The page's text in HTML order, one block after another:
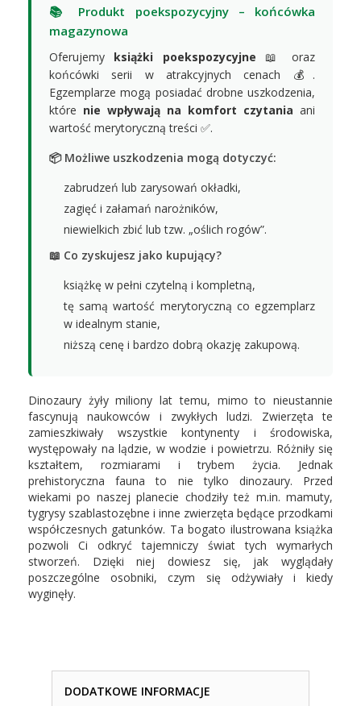
📚 Produkt poekspozycyjny – końcówka
magazynowa
Oferujemy książki poekspozycyjne 📖 oraz
końcówki serii w atrakcyjnych cenach 💰.
Egzemplarze mogą posiadać drobne uszkodzenia,
które nie wpływają na komfort czytania ani
wartość merytoryczną treści ✅.
📦 Możliwe uszkodzenia mogą dotyczyć:
zabrudzeń lub zarysowań okładki,
zagięć i załamań narożników,
niewielkich zbić lub tzw. „oślich rogów”.
📖 Co zyskujesz jako kupujący?
książkę w pełni czytelną i kompletną,
tę samą wartość merytoryczną co egzemplarz
w idealnym stanie,
niższą cenę i bardzo dobrą okazję zakupową.
Dinozaury żyły miliony lat temu, mimo to nieustannie
fascynują naukowców i zwykłych ludzi. Zwierzęta te
zamieszkiwały wszystkie kontynenty i środowiska,
występowały na lądzie, w wodzie i powietrzu. Różniły się
kształtem, rozmiarami i trybem życia. Jednak
prehistoryczna fauna to nie tylko dinozaury. Przed
wiekami po naszej planecie chodziły też m.in. mamuty,
tygrysy szablastozębne i inne zwierzęta będące przodkami
współczesnych gatunków. Ta bogato ilustrowana książka
pozwoli Ci odkryć tajemniczy świat tych wymarłych
stworzeń. Dzięki niej dowiesz się, jak wyglądały
poszczególne osobniki, czym się odżywiały i kiedy
wyginęły.
DODATKOWE INFORMACJE